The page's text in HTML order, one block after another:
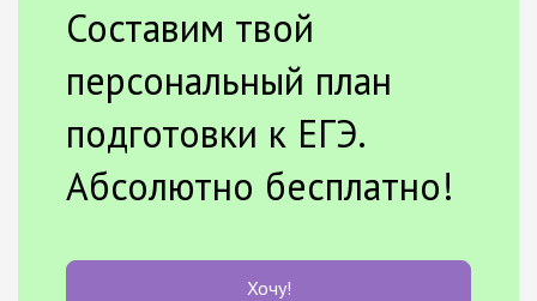
Составим твой
персональный план
подготовки к ЕГЭ.
Абсолютно бесплатно!
Хочу!